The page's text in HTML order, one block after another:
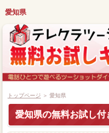
愛知県
都道府県別キャンペーン情
トップページ ＞ 愛知県
愛知県の無料お試し付